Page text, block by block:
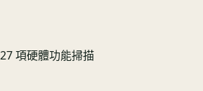
27 項硬體功能掃描